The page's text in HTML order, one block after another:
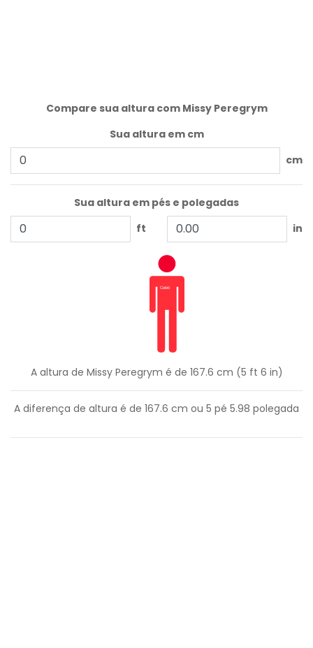
Compare sua altura com Missy Peregrym
Sua altura em cm
cm
Sua altura em pés e polegadas
ft
in
A altura de Missy Peregrym é de 167.6 cm (5 ft 6 in)
A diferença de altura é de 167.6 cm ou 5 pé 5.98 polegada